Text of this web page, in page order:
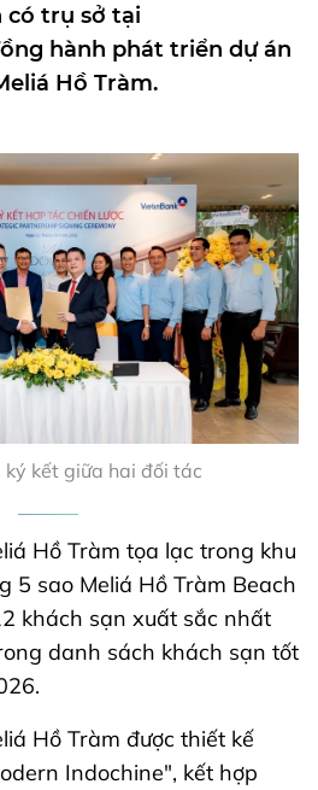
có trụ sở tại
hành phát triển dự án
Hồ Tràm.
ký kết giữa hai đối tác
Hồ Tràm tọa lạc trong khu
5 sao Meliá Hồ Tràm Beach
khách sạn xuất sắc nhất
danh sách khách sạn tốt
Hồ Tràm được thiết kế
Indochine", kết hợp